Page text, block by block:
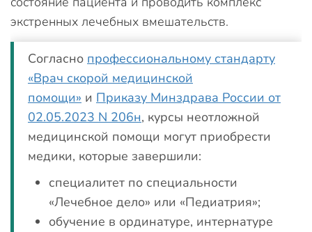
экстренных лечебных вмешательств.
Согласно профессиональному стандарту
«Врач скорой медицинской
помощи» и Приказу Минздрава России от
02.05.2023 N 206н, курсы неотложной
медицинской помощи могут приобрести
медики, которые завершили:
специалитет по специальности
«Лечебное дело» или «Педиатрия»;
обучение в ординатуре, интернатуре